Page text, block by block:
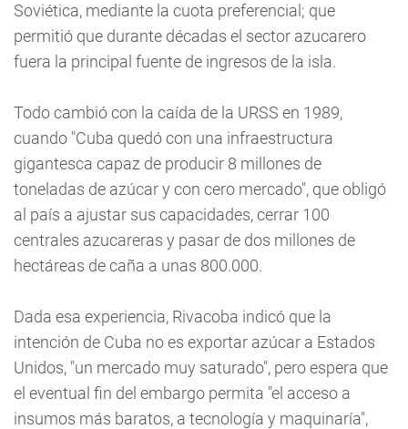
Soviética, mediante la cuota preferencial; que
permitió que durante décadas el sector azucarero
fuera la principal fuente de ingresos de la isla.
Todo cambió con la caída de la URSS en 1989,
cuando "Cuba quedó con una infraestructura
gigantesca capaz de producir 8 millones de
toneladas de azúcar y con cero mercado", que obligó
al país a ajustar sus capacidades, cerrar 100
centrales azucareras y pasar de dos millones de
hectáreas de caña a unas 800.000.
Dada esa experiencia, Rivacoba indicó que la
intención de Cuba no es exportar azúcar a Estados
Unidos, "un mercado muy saturado", pero espera que
el eventual fin del embargo permita "el acceso a
insumos más baratos, a tecnología y maquinaría",